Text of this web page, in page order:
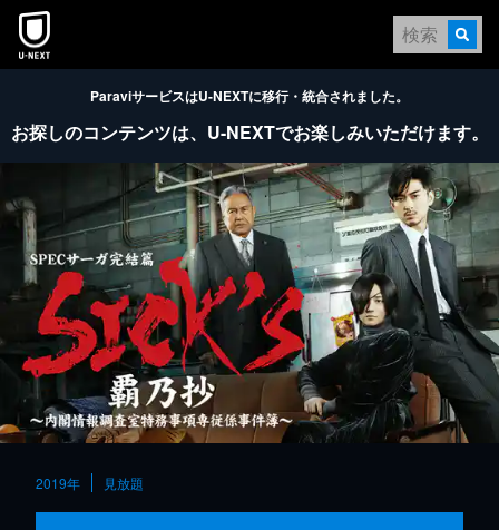
本文へスキップ
ParaviサービスはU-NEXTに移行・統合されました。
お探しのコンテンツは、 U-NEXTでお楽しみいただけます。
2019年 見放題